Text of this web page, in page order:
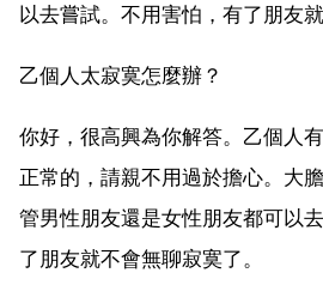
以去嘗試。不用害怕，有了朋友
乙個人太寂寞怎麼辦？
你好，很高興為你解答。乙個人
正常的，請親不用過於擔心。大
管男性朋友還是女性朋友都可以
了朋友就不會無聊寂寞了。